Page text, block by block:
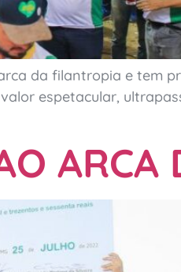
da filantropia e tem
espetacular,
ARCA